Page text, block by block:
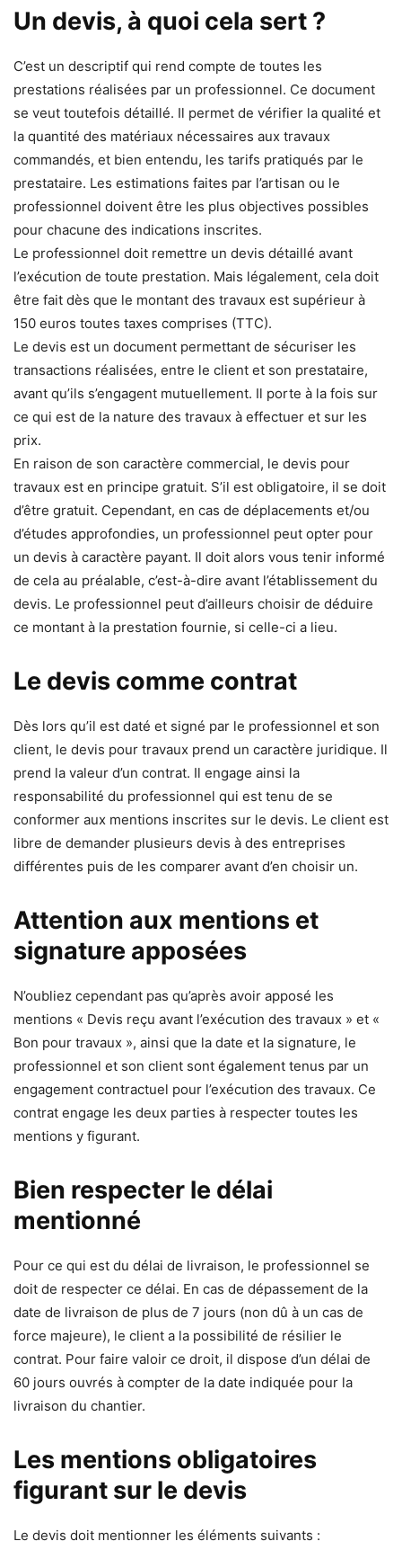
Un devis, à quoi cela sert ?
C’est un descriptif qui rend compte de toutes les
prestations réalisées par un professionnel. Ce document
se veut toutefois détaillé. Il permet de vérifier la qualité et
la quantité des matériaux nécessaires aux travaux
commandés, et bien entendu, les tarifs pratiqués par le
prestataire. Les estimations faites par l’artisan ou le
professionnel doivent être les plus objectives possibles
pour chacune des indications inscrites.
Le professionnel doit remettre un devis détaillé avant
l’exécution de toute prestation. Mais légalement, cela doit
être fait dès que le montant des travaux est supérieur à
150 euros toutes taxes comprises (TTC).
Le devis est un document permettant de sécuriser les
transactions réalisées, entre le client et son prestataire,
avant qu’ils s’engagent mutuellement. Il porte à la fois sur
ce qui est de la nature des travaux à effectuer et sur les
prix.
En raison de son caractère commercial, le devis pour
travaux est en principe gratuit. S’il est obligatoire, il se doit
d’être gratuit. Cependant, en cas de déplacements et/ou
d’études approfondies, un professionnel peut opter pour
un devis à caractère payant. Il doit alors vous tenir informé
de cela au préalable, c’est-à-dire avant l’établissement du
devis. Le professionnel peut d’ailleurs choisir de déduire
ce montant à la prestation fournie, si celle-ci a lieu.
Le devis comme contrat
Dès lors qu’il est daté et signé par le professionnel et son
client, le devis pour travaux prend un caractère juridique. Il
prend la valeur d’un contrat. Il engage ainsi la
responsabilité du professionnel qui est tenu de se
conformer aux mentions inscrites sur le devis. Le client est
libre de demander plusieurs devis à des entreprises
différentes puis de les comparer avant d’en choisir un.
Attention aux mentions et
signature apposées
N’oubliez cependant pas qu’après avoir apposé les
mentions « Devis reçu avant l’exécution des travaux » et «
Bon pour travaux », ainsi que la date et la signature, le
professionnel et son client sont également tenus par un
engagement contractuel pour l’exécution des travaux. Ce
contrat engage les deux parties à respecter toutes les
mentions y figurant.
Bien respecter le délai
mentionné
Pour ce qui est du délai de livraison, le professionnel se
doit de respecter ce délai. En cas de dépassement de la
date de livraison de plus de 7 jours (non dû à un cas de
force majeure), le client a la possibilité de résilier le
contrat. Pour faire valoir ce droit, il dispose d’un délai de
60 jours ouvrés à compter de la date indiquée pour la
livraison du chantier.
Les mentions obligatoires
figurant sur le devis
Le devis doit mentionner les éléments suivants :